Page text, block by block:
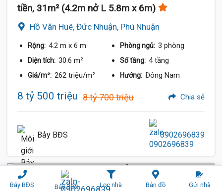
Bảy BĐS Bảy BĐS Lọc nhà Bản đồ Gửi nhà
tiền, 31m² (4.2m nở L 5.8m x 6m)
Hồ Văn Huê, Đức Nhuận, Phú Nhuận
Rộng: 4.2 m x 6 m Phòng ngủ: 3 phòng
Diện tích: 30.6 m² Số tầng: 4 tầng
Giá/m²: 262 triệu/m² Hướng: Đông Nam
8 tỷ 500 triệu 8 tỷ 700 triệu Chia sẻ
Bảy BĐS 0902696839
Sàn BTCT Hẻm Xe Hơi (6 m)